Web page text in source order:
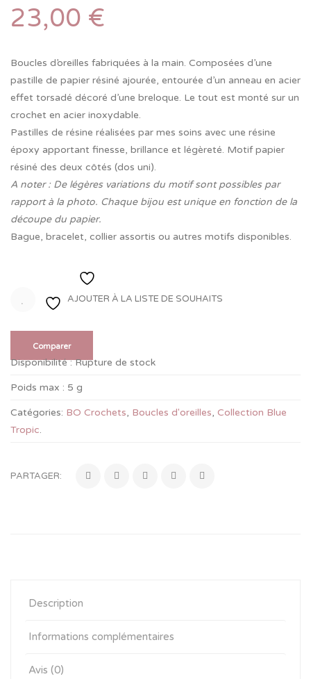
23,00 €
Boucles d’oreilles fabriquées à la main. Composées d’une
pastille de papier résiné ajourée, entourée d’un anneau en acier
effet torsadé décoré d’une breloque. Le tout est monté sur un
crochet en acier inoxydable.
Pastilles de résine réalisées par mes soins avec une résine
époxy apportant finesse, brillance et légèreté. Motif papier
résiné des deux côtés (dos uni).
A noter : De légères variations du motif sont possibles par
rapport à la photo. Chaque bijou est unique en fonction de la
découpe du papier.
Bague, bracelet, collier assortis ou autres motifs disponibles.
AJOUTER À LA LISTE DE SOUHAITS
Comparer
Disponibilité : Rupture de stock
Poids max : 5 g
Catégories: BO Crochets, Boucles d'oreilles, Collection Blue
Tropic.
PARTAGER:
Description
Informations complémentaires
Avis (0)